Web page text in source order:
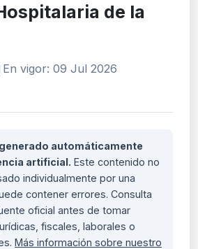
de la
En vigor: 09 Jul 2026
automáticamente
artificial. Este contenido no
individualmente por una
contener errores. Consulta
oficial antes de tomar
fiscales, laborales o
Más información sobre nuestro